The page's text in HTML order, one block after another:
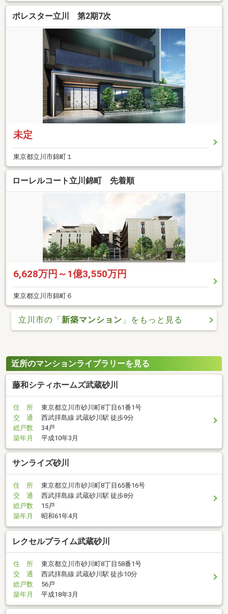
ポレスター立川 第2期7次
未定
東京都立川市錦町１
ローレルコート立川錦町 先着順
6,628万円～1億3,550万円
東京都立川市錦町６
立川市の「新築マンション 」をもっと見る
近所のマンションライブラリーを見る
藤和シティホームズ武蔵砂川
住 所
東京都立川市砂川町8丁目61番1号
交 通
西武拝島線 武蔵砂川駅 徒歩9分
総戸数
34戸
築年月
平成10年3月
サンライズ砂川
住 所
東京都立川市砂川町8丁目65番16号
交 通
西武拝島線 武蔵砂川駅 徒歩8分
総戸数
15戸
築年月
昭和61年4月
レクセルプライム武蔵砂川
住 所
東京都立川市砂川町8丁目58番1号
交 通
西武拝島線 武蔵砂川駅 徒歩10分
総戸数
56戸
築年月
平成18年3月